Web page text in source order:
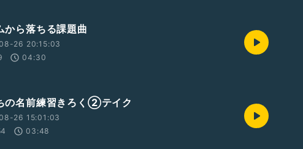
から落ちる課題曲
26 20:15:03
04:30
の名前練習きろく②テイク
26 15:01:03
03:48